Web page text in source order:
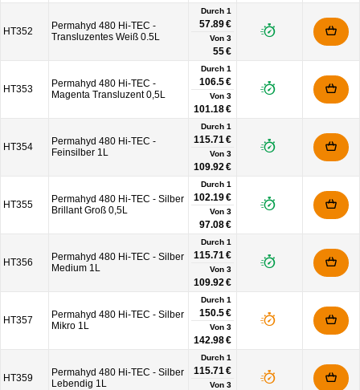
HT352
Permahyd 480 Hi-TEC -
Transluzentes Weiß 0.5L
Durch 1
57.89 €
Von 3
55 €
HT353
Permahyd 480 Hi-TEC -
Magenta Transluzent 0,5L
Durch 1
106.5 €
Von 3
101.18 €
HT354
Permahyd 480 Hi-TEC -
Feinsilber 1L
Durch 1
115.71 €
Von 3
109.92 €
HT355
Permahyd 480 Hi-TEC - Silber
Brillant Groß 0,5L
Durch 1
102.19 €
Von 3
97.08 €
HT356
Permahyd 480 Hi-TEC - Silber
Medium 1L
Durch 1
115.71 €
Von 3
109.92 €
HT357
Permahyd 480 Hi-TEC - Silber
Mikro 1L
Durch 1
150.5 €
Von 3
142.98 €
HT359
Permahyd 480 Hi-TEC - Silber
Lebendig 1L
Durch 1
115.71 €
Von 3